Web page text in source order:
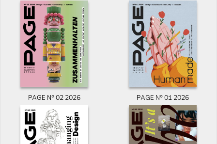
PAGE N° 02 2026 PAGE N° 01 2026